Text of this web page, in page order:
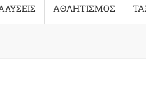
ΑΘΛΗΤΙΣΜΟΣ